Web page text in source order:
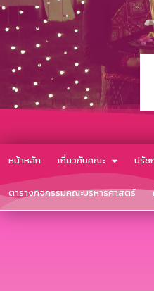
หน้าหลัก เกี่ยวกับคณะ ปรัช
ตารางกิจกรรมคณะบริหารศาสตร์